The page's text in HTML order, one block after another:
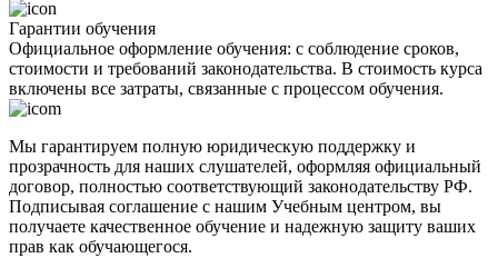
Гарантии обучения
Официальное оформление обучения: с соблюдение сроков,
стоимости и требований законодательства. В стоимость курса
включены все затраты, связанные с процессом обучения.
Мы гарантируем полную юридическую поддержку и
прозрачность для наших слушателей, оформляя официальный
договор, полностью соответствующий законодательству РФ.
Подписывая соглашение с нашим Учебным центром, вы
получаете качественное обучение и надежную защиту ваших
прав как обучающегося.